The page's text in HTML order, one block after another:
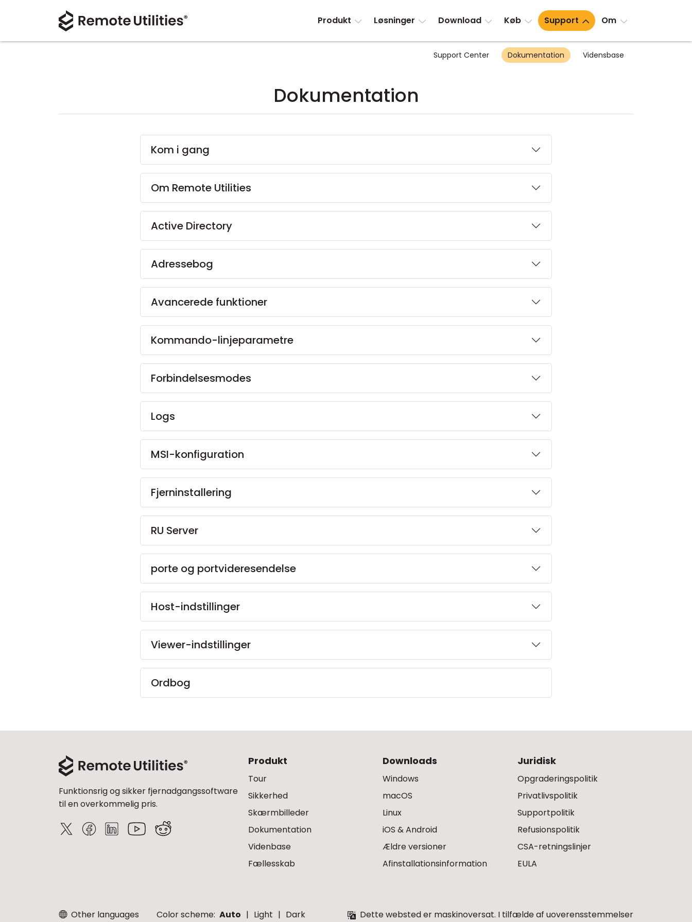
Produkt Løsninger Download Køb Support Om
Support Center Dokumentation Vidensbase
Dokumentation
Kom i gang
Om Remote Utilities
Active Directory
Adressebog
Avancerede funktioner
Kommando-linjeparametre
Forbindelsesmodes
Logs
MSI-konfiguration
Fjerninstallering
RU Server
porte og portvideresendelse
Host-indstillinger
Viewer-indstillinger
Ordbog
Funktionsrig og sikker fjernadgangssoftware
til en overkommelig pris.
Produkt
Tour
Sikkerhed
Skærmbilleder
Dokumentation
Videnbase
Fællesskab
Downloads
Windows
macOS
Linux
iOS & Android
Ældre versioner
Afinstallationsinformation
Juridisk
Opgraderingspolitik
Privatlivspolitik
Supportpolitik
Refusionspolitik
CSA-retningslinjer
EULA
Other languages Color scheme: Auto Light Dark
Dette websted er maskinoversat. I tilfælde af uoverensstemmelser